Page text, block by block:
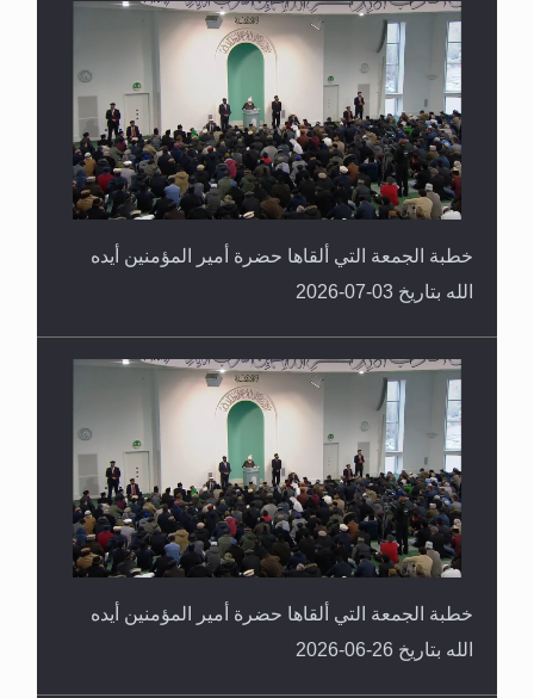
خطبة الجمعة التي ألقاها حضرة أمير المؤمنين أيده
الله بتاريخ 03-07-2026
خطبة الجمعة التي ألقاها حضرة أمير المؤمنين أيده
الله بتاريخ 26-06-2026